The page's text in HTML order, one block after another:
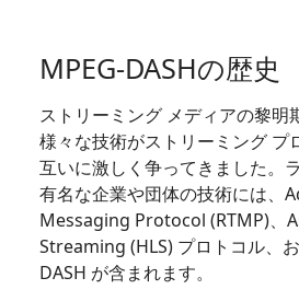
MPEG-DASHの歴史
ストリーミング メディアの黎明
様々な技術がストリーミング プ
互いに激しく争ってきました。
有名な企業や団体の技術には、
Messaging Protocol (RTMP)、
Streaming (HLS) プロトコル、
DASH が含まれます。